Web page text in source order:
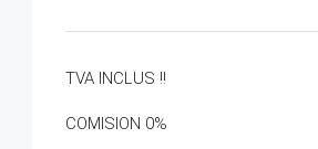
TVA INCLUS !!
COMISION 0%